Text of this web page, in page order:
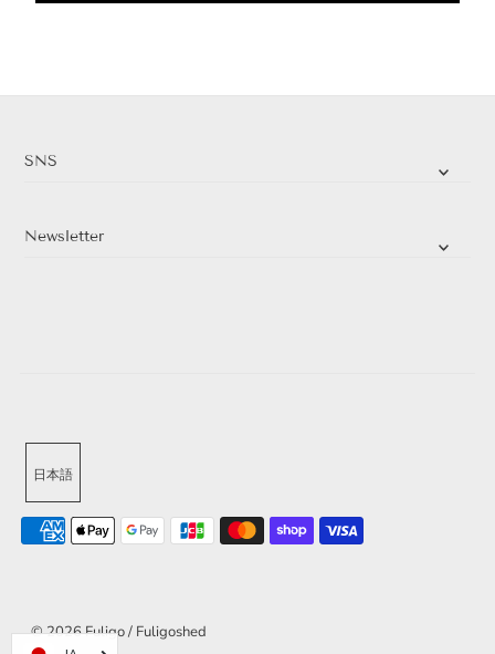
SNS
Newsletter
© 2026 Fuligo / Fuligoshed
日本語